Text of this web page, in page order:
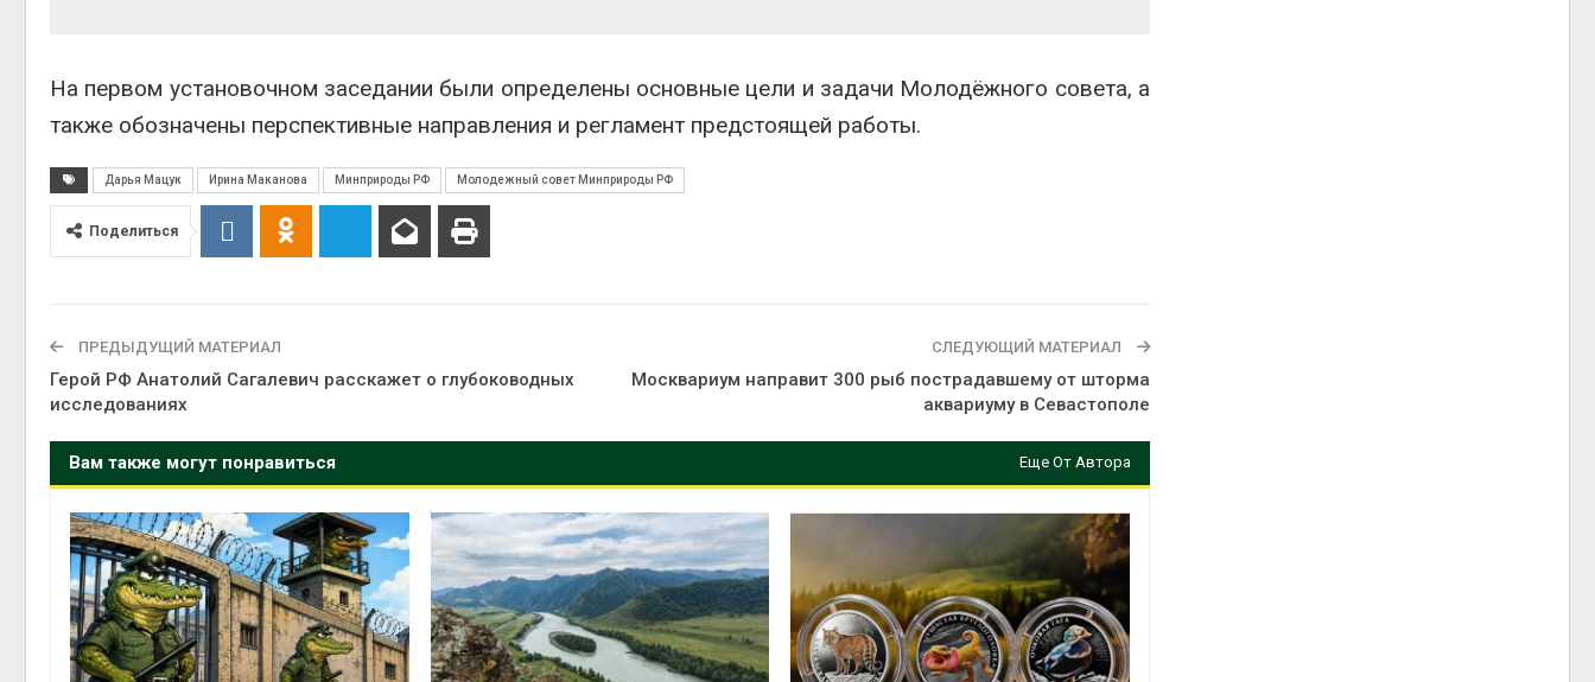
На первом установочном заседании были определены основные цели и задачи Молодёжного совета, а
также обозначены перспективные направления и регламент предстоящей работы.
Дарья Мацук Ирина Маканова Минприроды РФ Молодежный совет Минприроды РФ
Поделиться
ПРЕДЫДУЩИЙ МАТЕРИАЛ
Герой РФ Анатолий Сагалевич расскажет о глубоководных
исследованиях
СЛЕДУЮЩИЙ МАТЕРИАЛ
Москвариум направит 300 рыб пострадавшему от шторма
аквариуму в Севастополе
Вам также могут понравиться Еще От Автора